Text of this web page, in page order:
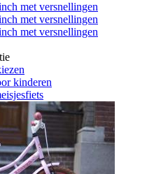
met versnellingen
met versnellingen
met versnellingen
kinderen